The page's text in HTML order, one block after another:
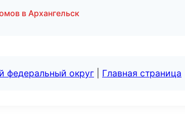
в Архангельск
федеральный округ Главная страница